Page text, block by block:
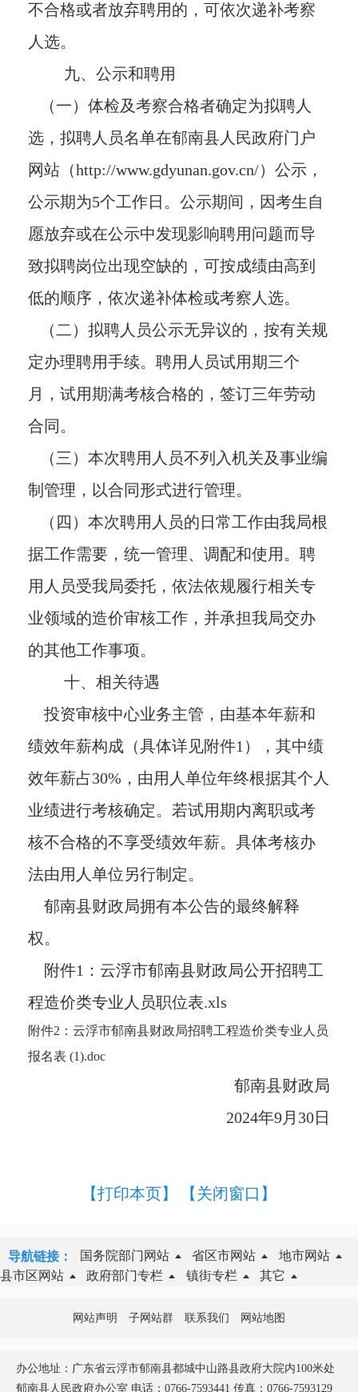
不合格或者放弃聘用的，可依次递补考察
人选。
九、公示和聘用
（一）体检及考察合格者确定为拟聘人
选，拟聘人员名单在郁南县人民政府门户
网站（http://www.gdyunan.gov.cn/）公示，
公示期为5个工作日。公示期间，因考生自
愿放弃或在公示中发现影响聘用问题而导
致拟聘岗位出现空缺的，可按成绩由高到
低的顺序，依次递补体检或考察人选。
（二）拟聘人员公示无异议的，按有关规
定办理聘用手续。聘用人员试用期三个
月，试用期满考核合格的，签订三年劳动
合同。
（三）本次聘用人员不列入机关及事业编
制管理，以合同形式进行管理。
（四）本次聘用人员的日常工作由我局根
据工作需要，统一管理、调配和使用。聘
用人员受我局委托，依法依规履行相关专
业领域的造价审核工作，并承担我局交办
的其他工作事项。
十、相关待遇
投资审核中心业务主管，由基本年薪和
绩效年薪构成（具体详见附件1），其中绩
效年薪占30%，由用人单位年终根据其个人
业绩进行考核确定。若试用期内离职或考
核不合格的不享受绩效年薪。具体考核办
法由用人单位另行制定。
郁南县财政局拥有本公告的最终解释
权。
附件1：云浮市郁南县财政局公开招聘工
程造价类专业人员职位表.xls
附件2：云浮市郁南县财政局招聘工程造价类专业人员
报名表 (1).doc
郁南县财政局
2024年9月30日
【打印本页】 【关闭窗口】
导航链接： 国务院部门网站 省区市网站
地市网站
县市区网站
政府部门专栏 镇街专栏 其它
网站声明 子网站群 联系我们 网站地图
办公地址：广东省云浮市郁南县都城中山路县政府大院内100米处
郁南县人民政府办公室 电话：0766-7593441 传真：0766-7593129